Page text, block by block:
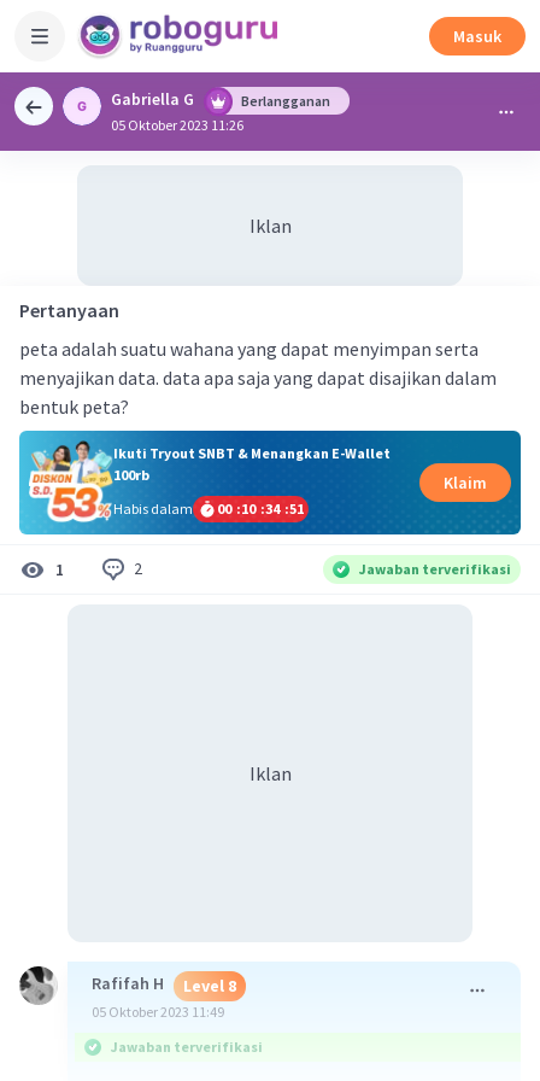
Masuk
Gabriella G
Berlangganan
05 Oktober 2023 11:26
Iklan
Pertanyaan
peta adalah suatu wahana yang dapat menyimpan serta
menyajikan data. data apa saja yang dapat disajikan dalam
bentuk peta?
Ikuti Tryout SNBT & Menangkan E-Wallet
100rb
Habis dalam
00 :10 :34 :51
Klaim
1 2 Jawaban terverifikasi
Iklan
Rafifah H Level 8
05 Oktober 2023 11:49
Jawaban terverifikasi